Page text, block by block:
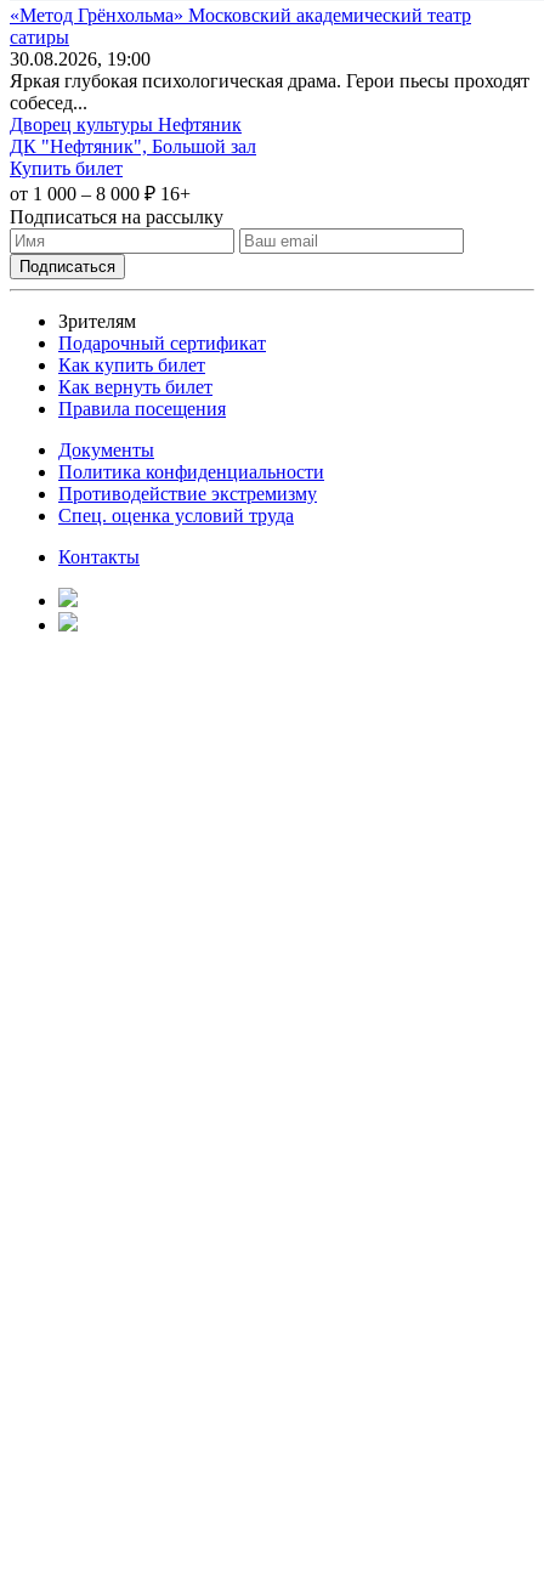
«Метод Грёнхольма» Московский академический театр
сатиры
30.08.2026, 19:00
Яркая глубокая психологическая драма. Герои пьесы проходят
собесед...
Дворец культуры Нефтяник
ДК "Нефтяник", Большой зал
Купить билет
от 1 000 – 8 000 ₽ 16+
Подписаться на рассылку
Зрителям
Подарочный сертификат
Как купить билет
Как вернуть билет
Правила посещения
Документы
Политика конфиденциальности
Противодействие экстремизму
Спец. оценка условий труда
Контакты